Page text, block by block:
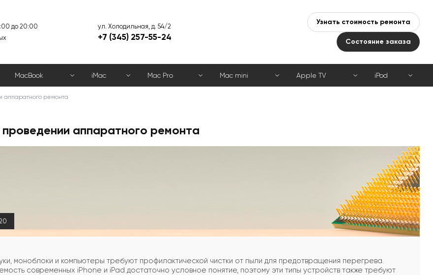
до 20:00
ул. Холодильная, д. 54/2
+7 (345) 257-55-24
Узнать стоимость ремонта
Состояние заказа
MacBook iMac Mac Pro Mac mini Apple TV iPod
аппаратного ремонта
проведении аппаратного ремонта
моноблоки и компьютеры требуют профилактической чистки от пыли для предотвращения перегрева.
современных iPhone и iPad достаточно условное понятие, поэтому эти типы устройств также требуют